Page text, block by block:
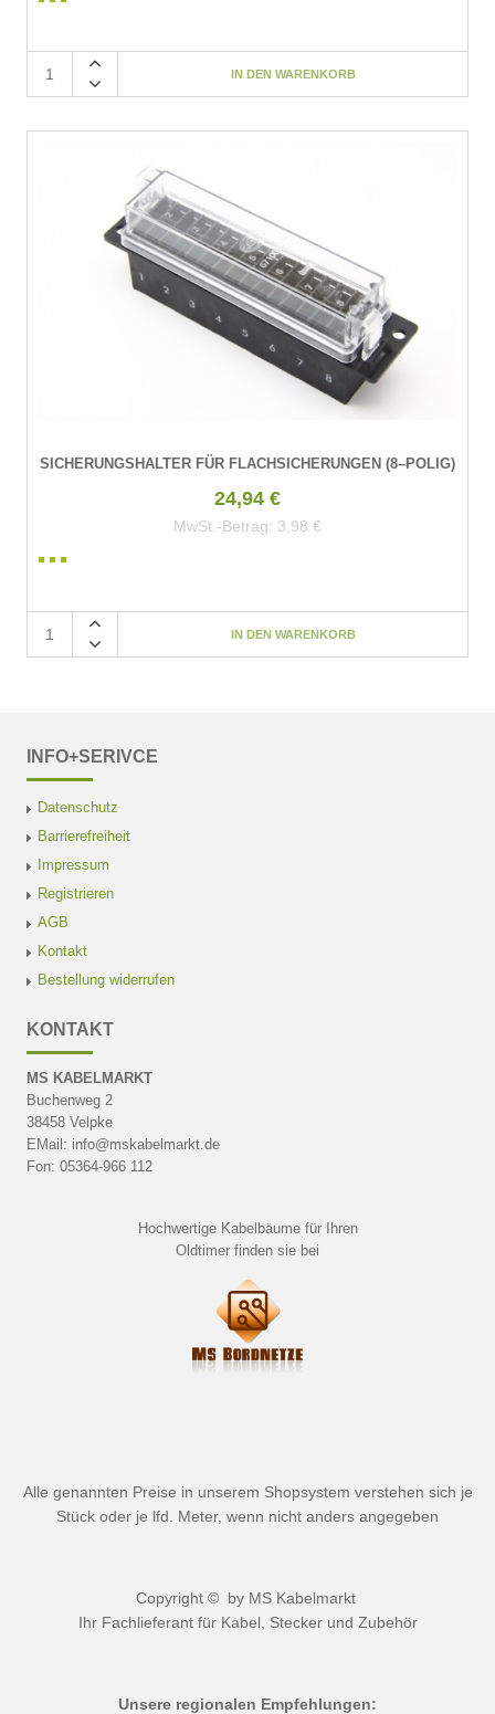
SICHERUNGSHALTER FÜR FLACHSICHERUNGEN (8–POLIG)
24,94 €
MwSt.-Betrag: 3,98 €
INFO+SERIVCE
Datenschutz
Barrierefreiheit
Impressum
Registrieren
AGB
Kontakt
Bestellung widerrufen
KONTAKT
MS KABELMARKT
Buchenweg 2
38458 Velpke
EMail: info@mskabelmarkt.de
Fon: 05364-966 112
Hochwertige Kabelbäume für Ihren
Oldtimer finden sie bei
Alle genannten Preise in unserem Shopsystem verstehen sich je
Stück oder je lfd. Meter, wenn nicht anders angegeben
Copyright © by MS Kabelmarkt
Ihr Fachlieferant für Kabel, Stecker und Zubehör
Unsere regionalen Empfehlungen: